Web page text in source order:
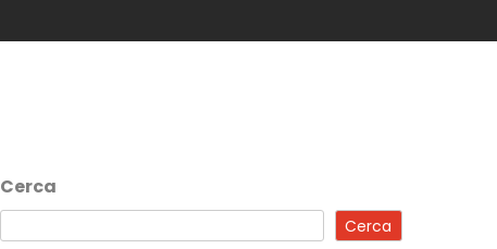
Cerca
Cerca